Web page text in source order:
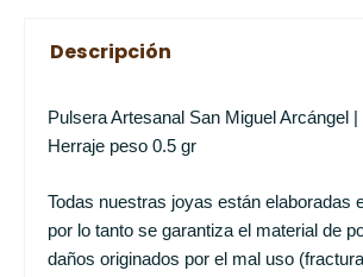
Descripción
Pulsera Artesanal San Miguel Arcángel
Herraje peso 0.5 gr
Todas nuestras joyas están elaboradas
por lo tanto se garantiza el material de
daños originados por el mal uso